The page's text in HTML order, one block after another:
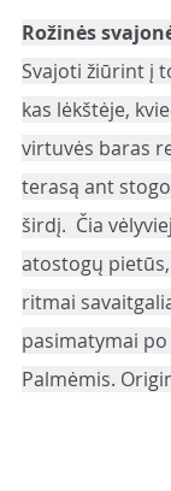
Rožinės
Svajoti žiūrint į
kas lėkštėje,
virtuvės baras
terasą ant
širdį.  Čia
atostogų
ritmai
pasimatymai
Palmėmis.